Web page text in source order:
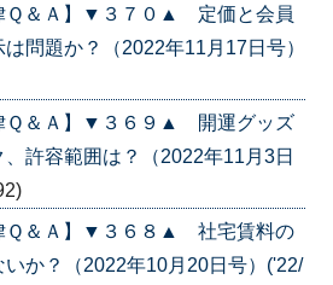
Ｑ＆Ａ】▼３７０▲ 定価と会員
問題か？（2022年11月17日号）
Ｑ＆Ａ】▼３６９▲ 開運グッズ
許容範囲は？（2022年11月3日
Ｑ＆Ａ】▼３６８▲ 社宅賃料の
か？（2022年10月20日号）('22/